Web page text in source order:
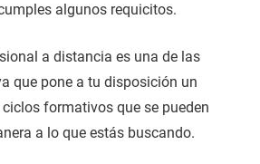
algunos requicitos.
a distancia es una de las
que pone a tu disposición un
formativos que se pueden
a lo que estás buscando.